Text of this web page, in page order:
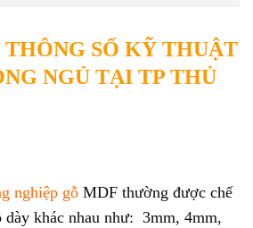
SỐ KỸ THUẬT
NGỦ TẠI TP THỦ
nghiệp gỗ MDF thường được chế
dày khác nhau như: 3mm, 4mm,